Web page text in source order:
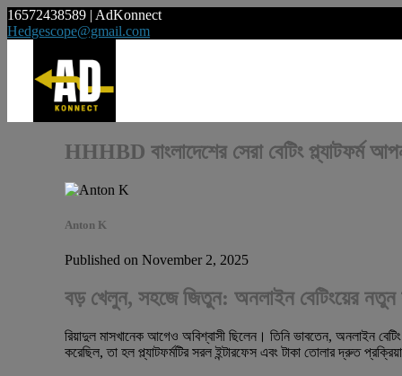
16572438589 | AdKonnect
Hedgescope@gmail.com
HHHBD বাংলাদেশের সেরা বেটিং প্ল্যাটফর্ম
Anton K
Published on November 2, 2025
বড় খেলুন, সহজে জিতুন: অনলাইন বেটিংয়ের
রিয়াদুল মাসখানেক আগেও অবিশ্বাসী ছিলেন। তিনি ভাবতেন, অনলাইন
করেছিল, তা হল প্ল্যাটফর্মটির সরল ইন্টারফেস এবং টাকা তোলার দ্রুত